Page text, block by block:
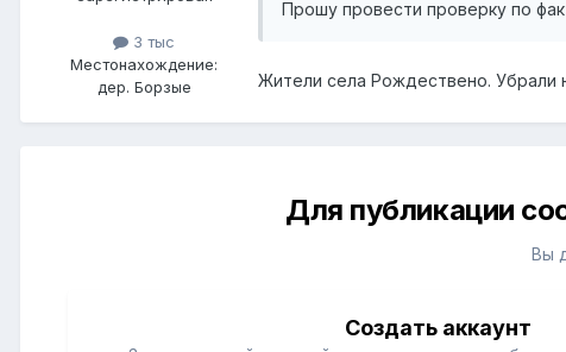
3 тыс
Местонахождение:
дер. Борзые
Прошу провести проверку по
Жители села Рождествено. Убрали
Для публикации
Вы
Создать аккаунт